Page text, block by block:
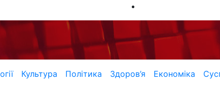
Культура Політика Здоров’я Економіка